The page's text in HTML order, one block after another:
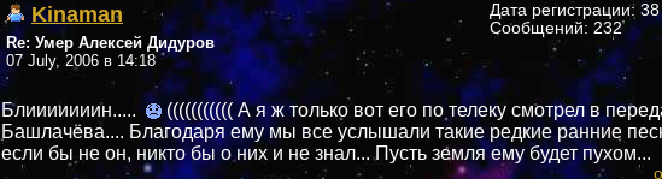
Kinaman
Re: Умер Алексей Дидуров
07 July, 2006 в 14:18
Дата регистрации:
Сообщений: 232
Блииииииин.....
((((((((((( А я ж только вот его по телеку смотрел в
Башлачёва.... Благодаря ему мы все услышали такие редкие ранние
если бы не он, никто бы о них и не знал... Пусть земля ему будет пухом...